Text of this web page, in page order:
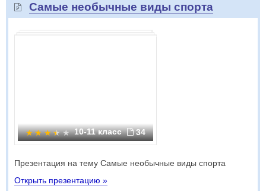
Самые необычные виды спорта
10-11 класс 34
Презентация на тему Самые необычные виды спорта
Открыть презентацию »